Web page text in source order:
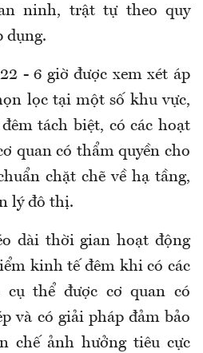
ninh, trật tự theo quy
dụng.
- 6 giờ được xem xét áp
lọc tại một số khu vực,
tách biệt, có các hoạt
quan có thẩm quyền cho
chặt chẽ về hạ tầng,
lý đô thị.
dài thời gian hoạt động
kinh tế đêm khi có các
cụ thể được cơ quan có
và có giải pháp đảm bảo
chế ảnh hưởng tiêu cực